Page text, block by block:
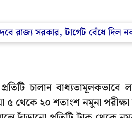
রাজ্য সরকার, টার্গেট বেঁধে দিল
চালান
থেকে ২০ শতাংশ নমুনা পরীক্ষা